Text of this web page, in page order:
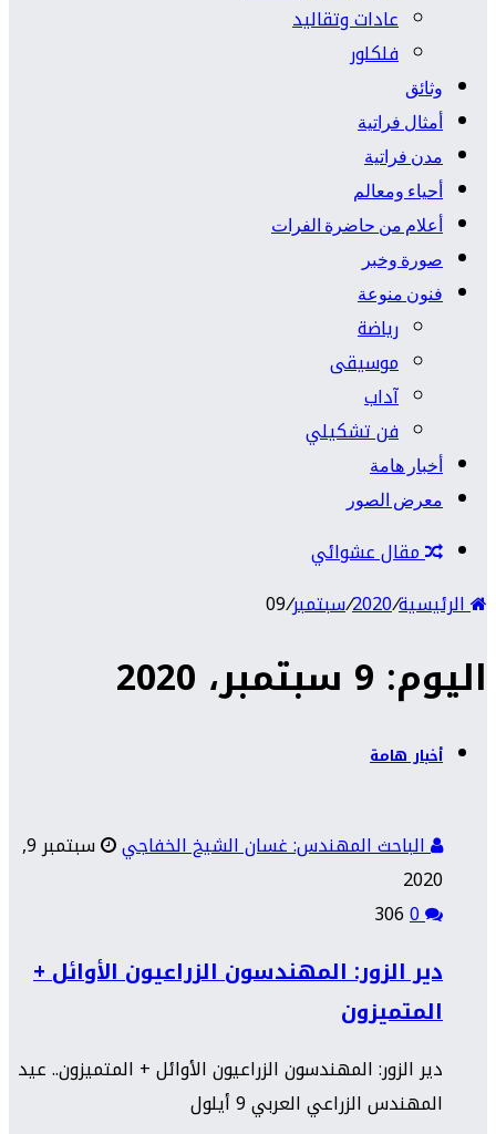
عادات وتقاليد
فلكلور
وثائق
أمثال فراتية
مدن فراتية
أحياء ومعالم
أعلام من حاضرة الفرات
صورة وخبر
فنون منوعة
رياضة
موسيقى
آداب
فن تشكيلي
أخبار هامة
معرض الصور
مقال عشوائي
الرئيسية/
2020
/سبتمبر/
09
اليوم: 9 سبتمبر، 2020
أخبار هامة
الباحث المهندس: غسان الشيخ الخفاجي
سبتمبر 9,
2020
0
دير الزور: المهندسون الزراعيون الأوائل +
المتميزون
دير الزور: المهندسون الزراعيون الأوائل + المتميزون.. عيد
المهندس الزراعي العربي 9 أيلول